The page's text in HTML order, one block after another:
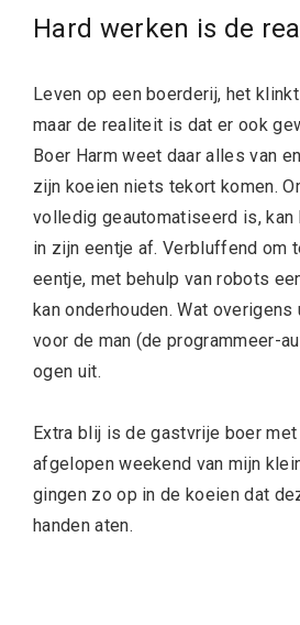
Hard werken is de
Leven op een boerderij, het
maar de realiteit is dat er ook
Boer Harm weet daar alles van
zijn koeien niets tekort komen.
volledig geautomatiseerd is, kan
in zijn eentje af. Verbluffend om
eentje, met behulp van robots
kan onderhouden. Wat
voor de man (de programmeer-
ogen uit.
Extra blij is de gastvrije boer
afgelopen weekend van mijn
gingen zo op in de koeien dat
handen aten.